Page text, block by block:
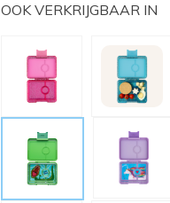
OOK VERKRIJGBAAR IN